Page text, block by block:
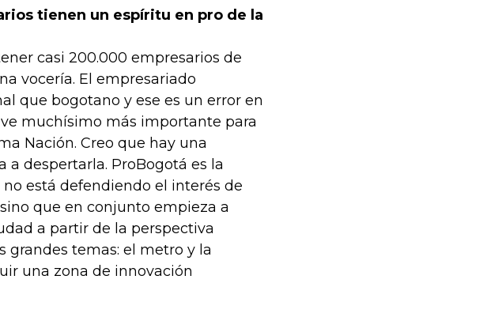
tienen un espíritu en pro de la
casi 200.000 empresarios de
vocería. El empresariado
que bogotano y ese es un error en
muchísimo más importante para
Nación. Creo que hay una
a despertarla. ProBogotá es la
está defendiendo el interés de
que en conjunto empieza a
a partir de la perspectiva
grandes temas: el metro y la
una zona de innovación